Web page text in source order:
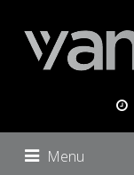
Menu